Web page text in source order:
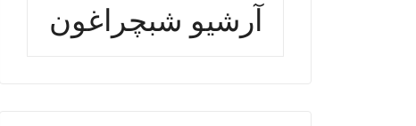
آرشیو شبچراغون